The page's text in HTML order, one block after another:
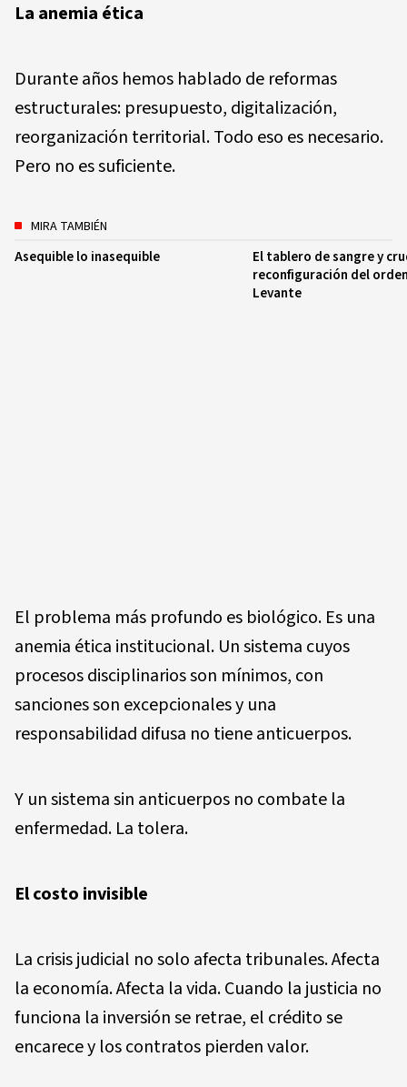
La anemia ética
Durante años hemos hablado de reformas
estructurales: presupuesto, digitalización,
reorganización territorial. Todo eso es necesario.
Pero no es suficiente.
MIRA TAMBIÉN
Asequible lo inasequible
El tablero de sangre y
reconfiguración del
Levante
El problema más profundo es biológico. Es una
anemia ética institucional. Un sistema cuyos
procesos disciplinarios son mínimos, con
sanciones son excepcionales y una
responsabilidad difusa no tiene anticuerpos.
Y un sistema sin anticuerpos no combate la
enfermedad. La tolera.
El costo invisible
La crisis judicial no solo afecta tribunales. Afecta
la economía. Afecta la vida. Cuando la justicia no
funciona la inversión se retrae, el crédito se
encarece y los contratos pierden valor.